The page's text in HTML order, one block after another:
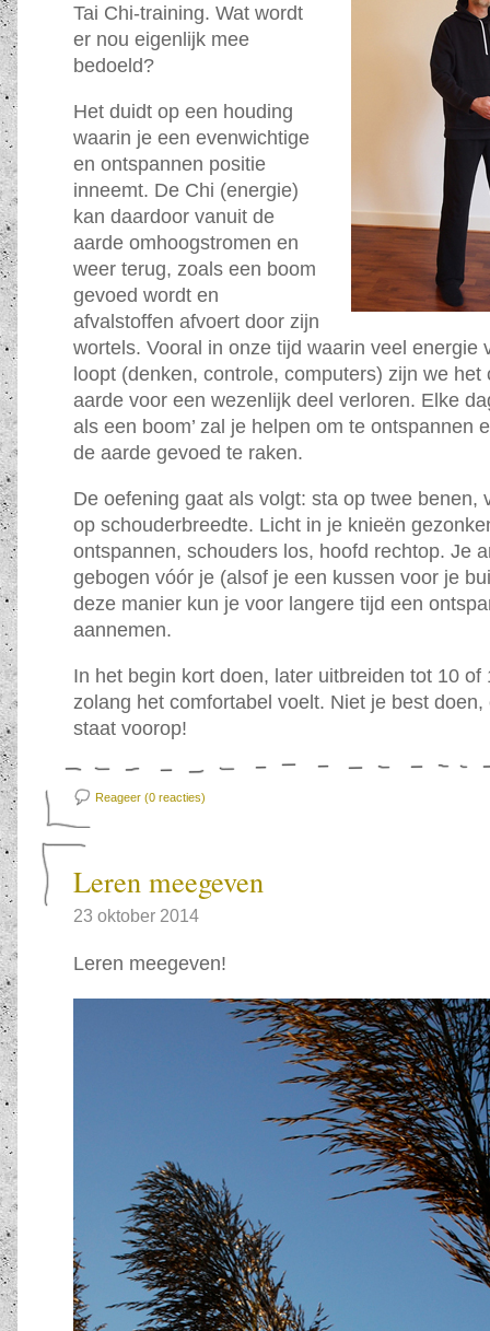
Tai Chi-training. Wat wordt
er nou eigenlijk mee
bedoeld?
Het duidt op een houding
waarin je een evenwichtige
en ontspannen positie
inneemt. De Chi (energie)
kan daardoor vanuit de
aarde omhoogstromen en
weer terug, zoals een boom
gevoed wordt en
afvalstoffen afvoert door zijn
wortels. Vooral in onze tijd waarin veel energie
loopt (denken, controle, computers) zijn we het
aarde voor een wezenlijk deel verloren. Elke
als een boom’ zal je helpen om te ontspannen
de aarde gevoed te raken.
De oefening gaat als volgt: sta op twee benen,
op schouderbreedte. Licht in je knieën
ontspannen, schouders los, hoofd rechtop. Je
gebogen vóór je (alsof je een kussen voor je
deze manier kun je voor langere tijd een
aannemen.
In het begin kort doen, later uitbreiden tot 10 of
zolang het comfortabel voelt. Niet je best doen,
staat voorop!
Reageer (0 reacties)
Leren meegeven
23 oktober 2014
Leren meegeven!